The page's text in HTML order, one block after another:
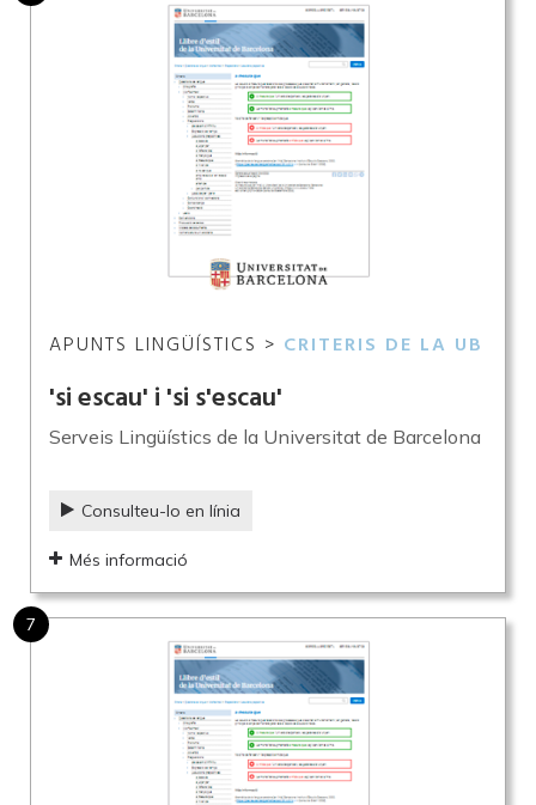
APUNTS LINGÜÍSTICS > CRITERIS DE LA UB
'si escau' i 'si s'escau'
Serveis Lingüístics de la Universitat de Barcelona
Consulteu-lo en línia
Més informació
7